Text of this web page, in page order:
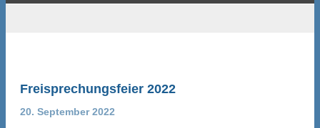
Freisprechungsfeier 2022
20. September 2022